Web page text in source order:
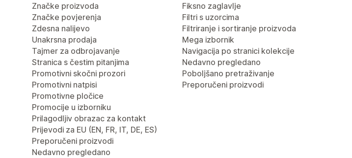
Značke proizvoda
Značke povjerenja
Zdesna nalijevo
Unakrsna prodaja
Tajmer za odbrojavanje
Stranica s čestim pitanjima
Promotivni skočni prozori
Promotivni natpisi
Promotivne pločice
Promocije u izborniku
Prilagodljiv obrazac za kontakt
Prijevodi za EU (EN, FR, IT, DE, ES)
Preporučeni proizvodi
Nedavno pregledano
Fiksno zaglavlje
Filtri s uzorcima
Filtriranje i sortiranje proizvoda
Mega izbornik
Navigacija po stranici kolekcije
Nedavno pregledano
Poboljšano pretraživanje
Preporučeni proizvodi